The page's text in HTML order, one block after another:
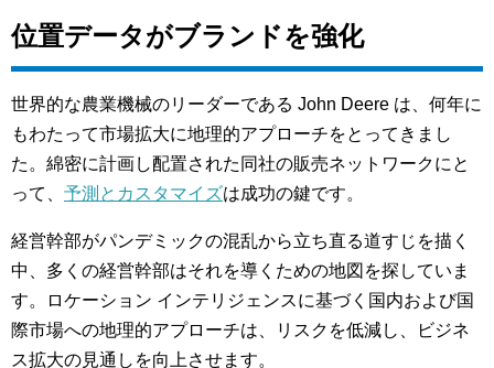
位置データがブランドを強化
世界的な農業機械のリーダーである John Deere は、何年に
もわたって市場拡大に地理的アプローチをとってきまし
た。綿密に計画し配置された同社の販売ネットワークにと
って、 予測とカスタマイズは成功の鍵です。
経営幹部がパンデミックの混乱から立ち直る道すじを描く
中、多くの経営幹部はそれを導くための地図を探していま
す。ロケーション インテリジェンスに基づく国内および国
際市場への地理的アプローチは、リスクを低減し、ビジネ
ス拡大の見通しを向上させます。